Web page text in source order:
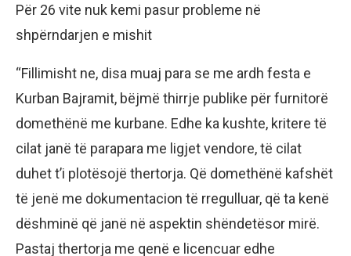
Për 26 vite nuk kemi pasur probleme në
shpërndarjen e mishit
“Fillimisht ne, disa muaj para se me ardh festa e
Kurban Bajramit, bëjmë thirrje publike për furnitorë
domethënë me kurbane. Edhe ka kushte, kritere të
cilat janë të parapara me ligjet vendore, të cilat
duhet t’i plotësojë thertorja. Që domethënë kafshët
të jenë me dokumentacion të rregulluar, që ta kenë
dëshminë që janë në aspektin shëndetësor mirë.
Pastaj thertorja me qenë e licencuar edhe